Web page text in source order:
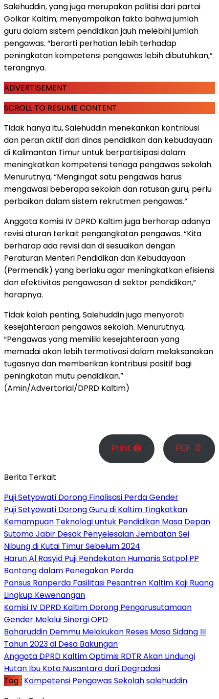
Salehuddin, yang juga merupakan politisi dari partai
Golkar Kaltim, menyampaikan fakta bahwa jumlah
guru dalam sistem pendidikan jauh melebihi jumlah
pengawas. “berarti perhatian lebih terhadap
peningkatan kompetensi pengawas lebih dibutuhkan,”
terangnya.
ADVERTISEMENT
SCROLL TO RESUME CONTENT
Tidak hanya itu, Salehuddin menekankan kontribusi
dan peran aktif dari dinas pendidikan dan kebudayaan
di Kalimantan Timur untuk berpartisipasi dalam
meningkatkan kompetensi tenaga pengawas sekolah.
Menurutnya, “Mengingat satu pengawas harus
mengawasi beberapa sekolah dan ratusan guru, perlu
perbaikan dalam sistem rekrutmen pengawas.”
Anggota Komisi IV DPRD Kaltim juga berharap adanya
revisi aturan terkait pengangkatan pengawas. “Kita
berharap ada revisi dan di sesuaikan dengan
Peraturan Menteri Pendidikan dan Kebudayaan
(Permendik) yang berlaku agar meningkatkan efisiensi
dan efektivitas pengawasan di sektor pendidikan,”
harapnya.
Tidak kalah penting, Salehuddin juga menyoroti
kesejahteraan pengawas sekolah. Menurutnya,
“Pengawas yang memiliki kesejahteraan yang
memadai akan lebih termotivasi dalam melaksanakan
tugasnya dan memberikan kontribusi positif bagi
peningkatan mutu pendidikan.”
(Amin/Advertorial/DPRD Kaltim)
Print 🖨 PDF 📄
Berita Terkait
Puji Setyowati Dorong Finalisasi Perda Gender
Puji Setyowati Dorong Guru di Kaltim Tingkatkan
Kemampuan Teknologi untuk Pendidikan Masa Depan
Sutomo Jabir Desak Penyelesaian Jembatan Sei
Nibung di Kutai Timur Sebelum 2024
Harun Al Rasyid Puji Pendekatan Humanis Satpol PP
Bontang dalam Penegakan Perda
Pansus Ranperda Fasilitasi Pesantren Kaltim Kaji Ruang
Lingkup Kewenangan
Komisi IV DPRD Kaltim Dorong Pengarusutamaan
Gender Melalui Sinergi OPD
Baharuddin Demmu Melakukan Reses Masa Sidang III
Tahun 2023 di Desa Bakungan
Anggota DPRD Kaltim Optimis RDTR Akan Lindungi
Hutan Ibu Kota Nusantara dari Degradasi
Tag : Kompetensi Pengawas Sekolahsalehuddin